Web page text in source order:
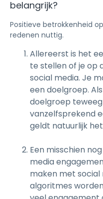
belangrijk?
Positieve betrokkenheid
redenen nuttig.
Allereerst is het
te stellen of je op
social media. Je
een doelgroep.
doelgroep
vanzelfsprekend
geldt natuurlijk
Een misschien
media
maken met social
algoritmes